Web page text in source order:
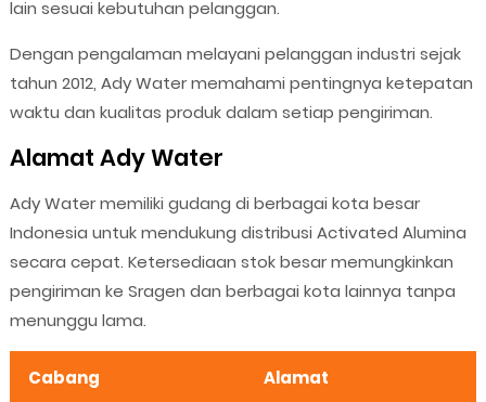
lain sesuai kebutuhan pelanggan.
Dengan pengalaman melayani pelanggan industri sejak
tahun 2012, Ady Water memahami pentingnya ketepatan
waktu dan kualitas produk dalam setiap pengiriman.
Alamat Ady Water
Ady Water memiliki gudang di berbagai kota besar
Indonesia untuk mendukung distribusi Activated Alumina
secara cepat. Ketersediaan stok besar memungkinkan
pengiriman ke Sragen dan berbagai kota lainnya tanpa
menunggu lama.
Cabang Alamat